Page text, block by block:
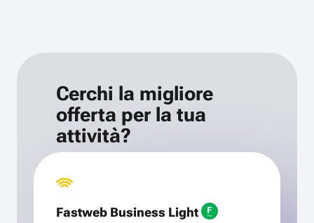
Cerchi la migliore
offerta per la tua
attività?
Fastweb Business Light